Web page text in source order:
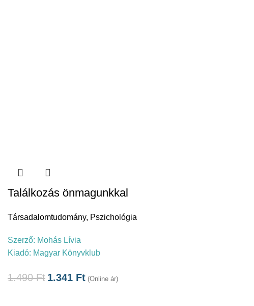
Találkozás önmagunkkal
Társadalomtudomány, Pszichológia
Szerző: Mohás Lívia
Kiadó: Magyar Könyvklub
1.490Ft 1.341 Ft (Online ár)